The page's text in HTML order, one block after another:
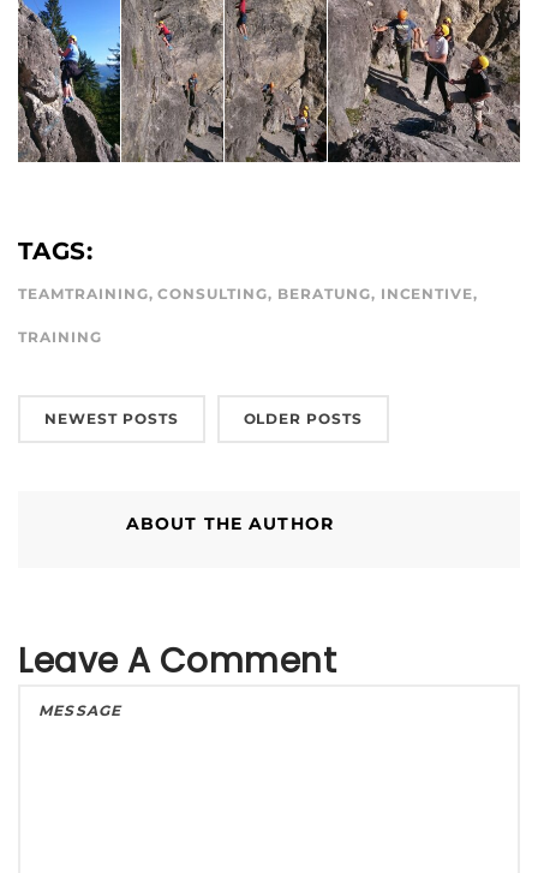
TAGS:
TEAMTRAINING,CONSULTING, BERATUNG, INCENTIVE,
TRAINING
NEWEST POSTS OLDER POSTS
ABOUT THE AUTHOR
Leave A Comment